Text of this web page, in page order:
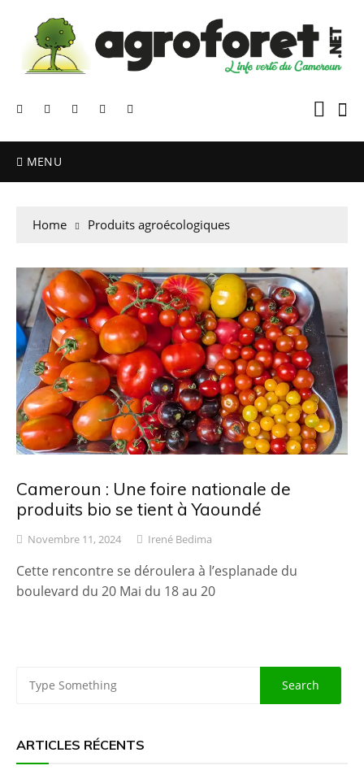
MENU
Home Produits agroécologiques
Cameroun : Une foire nationale de
produits bio se tient à Yaoundé
Novembre 11, 2024 Irené Bedima
Cette rencontre se déroulera à l’esplanade du
boulevard du 20 Mai du 18 au 20
ARTICLES RÉCENTS